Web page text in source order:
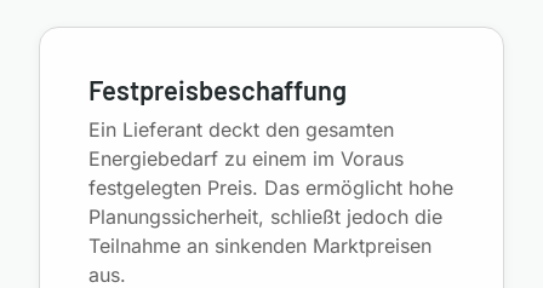
Festpreisbeschaffung
Ein Lieferant deckt den gesamten
Energiebedarf zu einem im Voraus
festgelegten Preis. Das ermöglicht hohe
Planungssicherheit, schließt jedoch die
Teilnahme an sinkenden Marktpreisen
aus.